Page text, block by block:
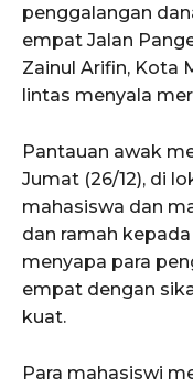
penggalangan
empat Jalan
Zainul Arifin, Kota
lintas menyala
Pantauan awak
Jumat (26/12), di
mahasiswa dan
dan ramah
menyapa para
empat dengan
kuat.
Para mahasiswi